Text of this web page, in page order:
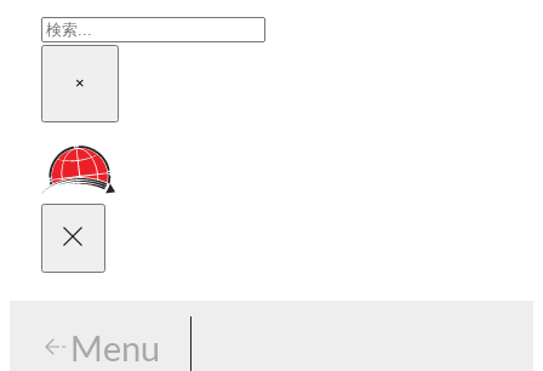
×
Menu
Menu